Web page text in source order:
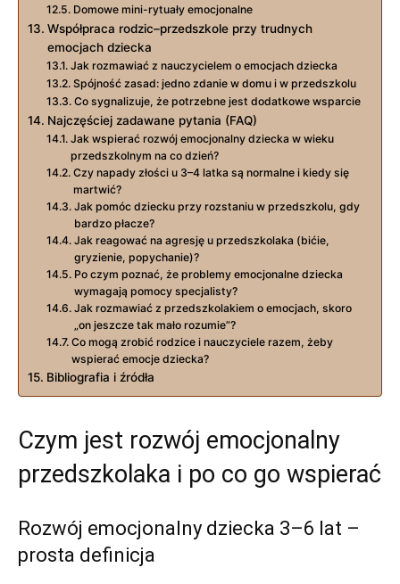
Domowe mini-rytuały emocjonalne
Współpraca rodzic–przedszkole przy trudnych
emocjach dziecka
Jak rozmawiać z nauczycielem o emocjach dziecka
Spójność zasad: jedno zdanie w domu i w przedszkolu
Co sygnalizuje, że potrzebne jest dodatkowe wsparcie
Najczęściej zadawane pytania (FAQ)
Jak wspierać rozwój emocjonalny dziecka w wieku
przedszkolnym na co dzień?
Czy napady złości u 3–4 latka są normalne i kiedy się
martwić?
Jak pomóc dziecku przy rozstaniu w przedszkolu, gdy
bardzo płacze?
Jak reagować na agresję u przedszkolaka (bićie,
gryzienie, popychanie)?
Po czym poznać, że problemy emocjonalne dziecka
wymagają pomocy specjalisty?
Jak rozmawiać z przedszkolakiem o emocjach, skoro
„on jeszcze tak mało rozumie”?
Co mogą zrobić rodzice i nauczyciele razem, żeby
wspierać emocje dziecka?
Bibliografia i źródła
Czym jest rozwój emocjonalny
przedszkolaka i po co go wspierać
Rozwój emocjonalny dziecka 3–6 lat –
prosta definicja